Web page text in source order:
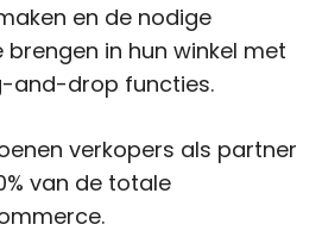
en de nodige
in hun winkel met
and-drop functies.
verkopers als partner
van de totale